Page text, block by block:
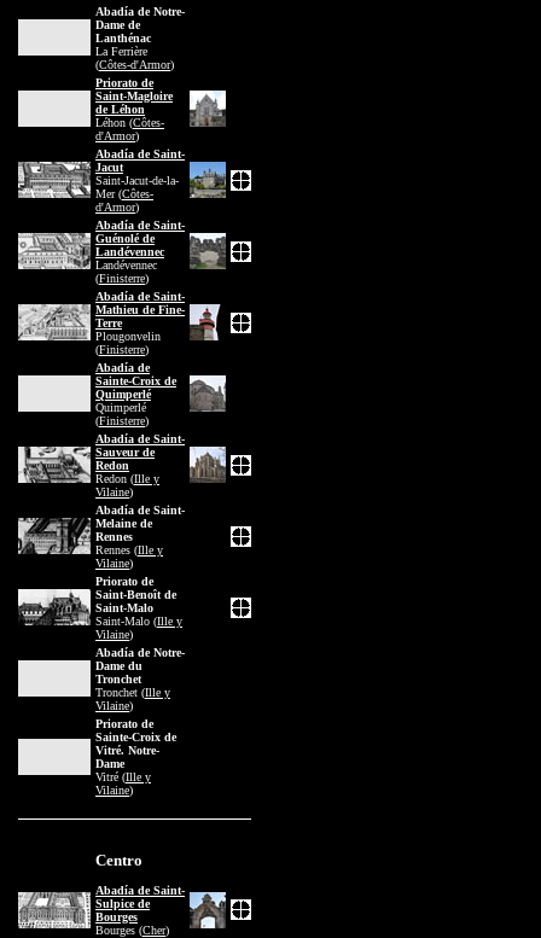
Abadía de Notre-
Dame de
Lanthénac
La Ferrière
(Côtes-d'Armor)
Priorato de
Saint-Magloire
de Léhon
Léhon (Côtes-
d'Armor)
Abadía de Saint-
Jacut
Saint-Jacut-de-la-
Mer (Côtes-
d'Armor)
Abadía de Saint-
Guénolé de
Landévennec
Landévennec
(Finisterre)
Abadía de Saint-
Mathieu de Fine-
Terre
Plougonvelin
(Finisterre)
Abadía de
Sainte-Croix de
Quimperlé
Quimperlé
(Finisterre)
Abadía de Saint-
Sauveur de
Redon
Redon (Ille y
Vilaine)
Abadía de Saint-
Melaine de
Rennes
Rennes (Ille y
Vilaine)
Priorato de
Saint-Benoît de
Saint-Malo
Saint-Malo (Ille y
Vilaine)
Abadía de Notre-
Dame du
Tronchet
Tronchet (Ille y
Vilaine)
Priorato de
Sainte-Croix de
Vitré. Notre-
Dame
Vitré (Ille y
Vilaine)
Centro
Abadía de Saint-
Sulpice de
Bourges
Bourges (Cher)